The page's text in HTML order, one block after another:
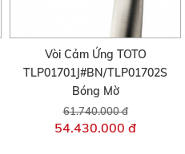
Vòi Cảm Ứng TOTO
TLP01701J#BN/TLP01702S
Bóng Mờ
61.740.000 đ
54.430.000 đ